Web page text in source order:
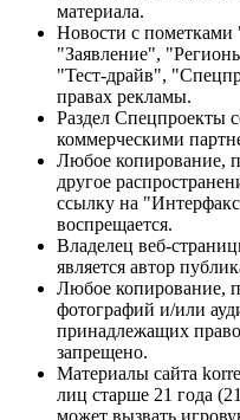
материала.
Новости с
"Заявление",
"Тест-драйв",
правах рекламы.
Раздел Спецпроекты
коммерческими
Любое копирование,
другое
ссылку на
воспрещается.
Владелец веб-
является автор
Любое копирование,
фотографий и/или
принадлежащих
запрещено.
Материалы сайта
лиц старше 21 года
может вызвать